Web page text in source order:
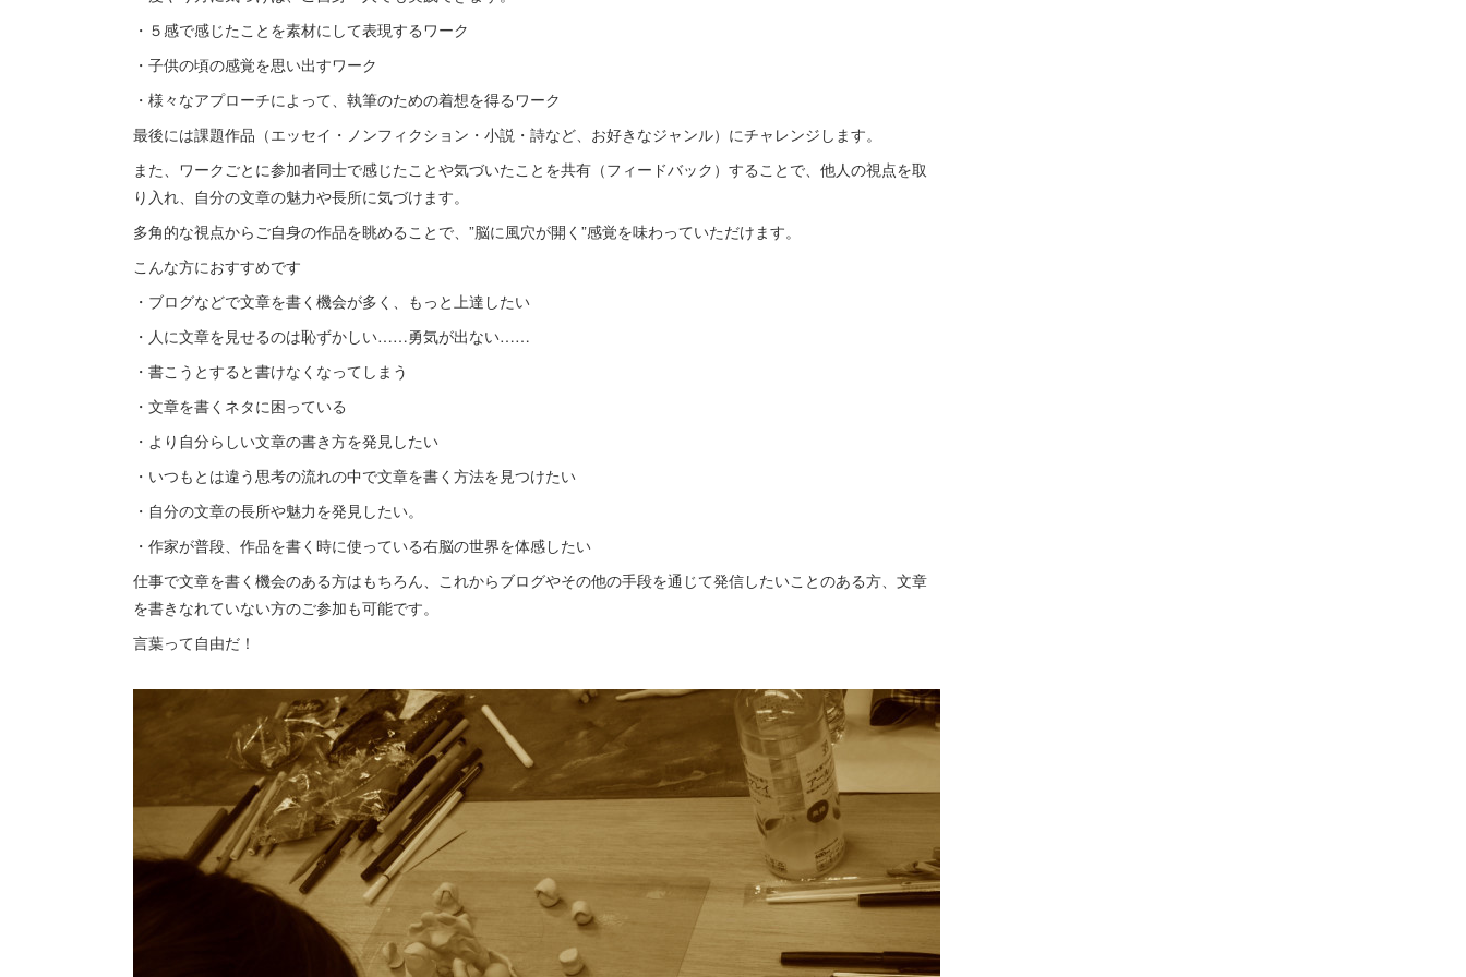
・５感で感じたことを素材にして表現するワーク
・子供の頃の感覚を思い出すワーク
・様々なアプローチによって、執筆のための着想を得るワーク
最後には課題作品（エッセイ・ノンフィクション・小説・詩など、お好きなジャンル）にチャレンジします。
また、ワークごとに参加者同士で感じたことや気づいたことを共有（フィードバック）することで、他人の視点を取
り入れ、自分の文章の魅力や長所に気づけます。
多角的な視点からご自身の作品を眺めることで、”脳に風穴が開く”感覚を味わっていただけます。
こんな方におすすめです
・ブログなどで文章を書く機会が多く、もっと上達したい
・人に文章を見せるのは恥ずかしい……勇気が出ない……
・書こうとすると書けなくなってしまう
・文章を書くネタに困っている
・より自分らしい文章の書き方を発見したい
・いつもとは違う思考の流れの中で文章を書く方法を見つけたい
・自分の文章の長所や魅力を発見したい。
・作家が普段、作品を書く時に使っている右脳の世界を体感したい
仕事で文章を書く機会のある方はもちろん、これからブログやその他の手段を通じて発信したいことのある方、文章
を書きなれていない方のご参加も可能です。
言葉って自由だ！